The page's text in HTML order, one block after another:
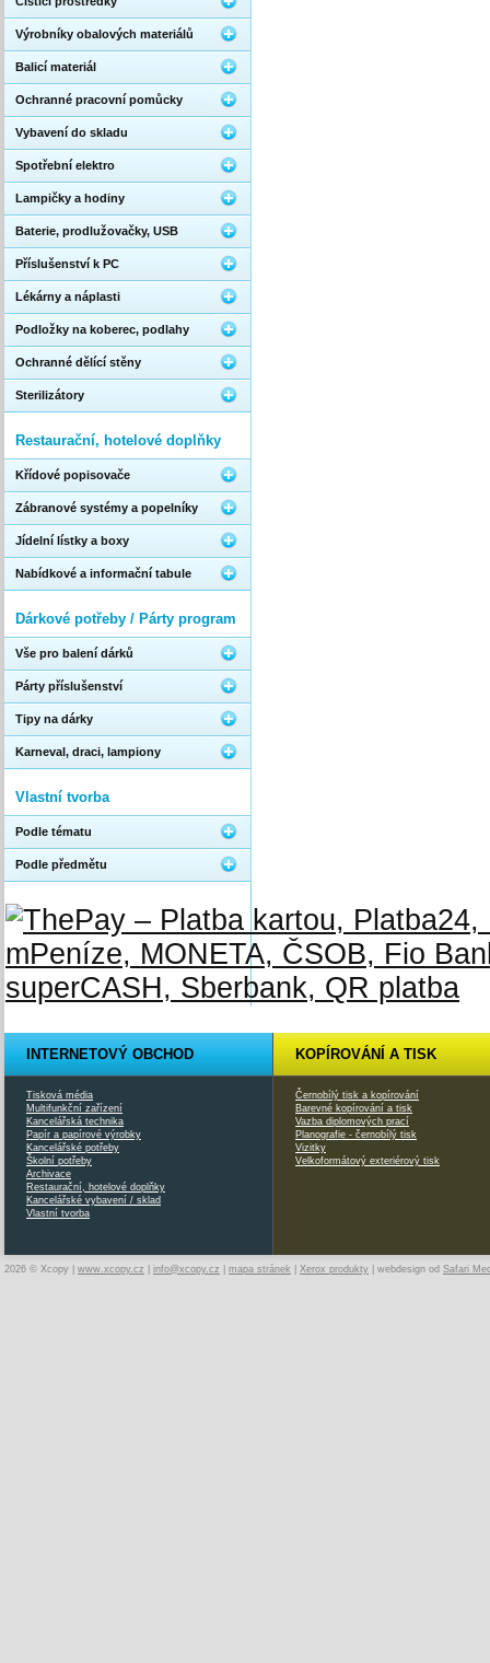
Výrobníky obalových materiálů
Balicí materiál
Ochranné pracovní pomůcky
Vybavení do skladu
Spotřební elektro
Lampičky a hodiny
Baterie, prodlužovačky, USB
Příslušenství k PC
Lékárny a náplasti
Podložky na koberec, podlahy
Ochranné dělící stěny
Sterilizátory
Restaurační, hotelové doplňky
Křídové popisovače
Zábranové systémy a popelníky
Jídelní lístky a boxy
Nabídkové a informační tabule
Dárkové potřeby / Párty program
Vše pro balení dárků
Párty příslušenství
Tipy na dárky
Karneval, draci, lampiony
Vlastní tvorba
Podle tématu
Podle předmětu
INTERNETOVÝ OBCHOD
Tisková média
Multifunkční zařízení
Kancelářská technika
Papír a papírové výrobky
Kancelářské potřeby
Školní potřeby
Archivace
Restaurační, hotelové doplňky
Kancelářské vybavení / sklad
Vlastní tvorba
KOPÍROVÁNÍ A TISK
Černobílý tisk a kopírování
Barevné kopírování a tisk
Vazba diplomových prací
Planografie - černobílý tisk
Vizitky
Velkoformátový exteriérový tisk
2026 © Xcopy | www.xcopy.cz info@xcopy.cz mapa stránek Xerox produkty | webdesign od Safari